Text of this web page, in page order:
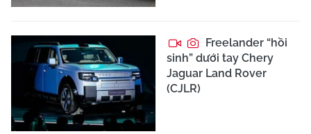
Freelander “hồi
sinh” dưới tay Chery
Jaguar Land Rover
(CJLR)